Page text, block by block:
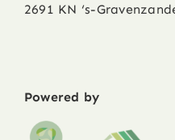
2691 KN ‘s-
Powered by